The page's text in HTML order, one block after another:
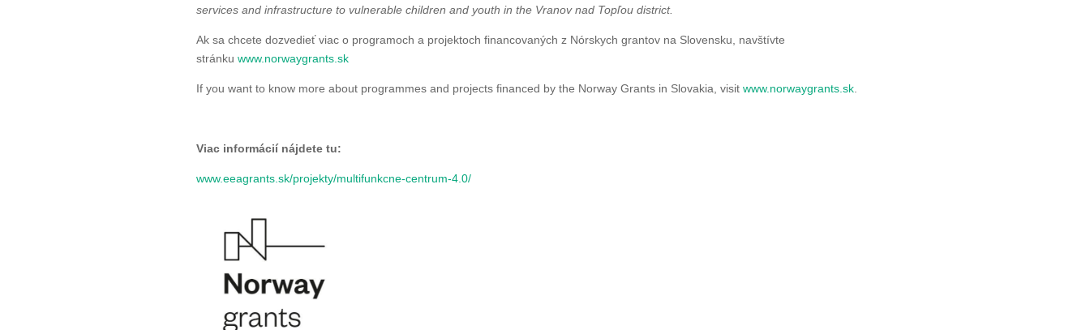
services and infrastructure to vulnerable children and youth in the Vranov nad Topľou district.
Ak sa chcete dozvedieť viac o programoch a projektoch financovaných z Nórskych grantov na Slovensku, navštívte
stránku www.norwaygrants.sk
If you want to know more about programmes and projects financed by the Norway Grants in Slovakia, visit www.norwaygrants.sk.
Viac informácií nájdete tu:
www.eeagrants.sk/projekty/multifunkcne-centrum-4.0/